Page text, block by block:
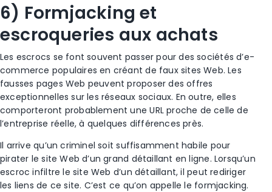
6) Formjacking et
escroqueries aux achats
Les escrocs se font souvent passer pour des sociétés d’e-
commerce populaires en créant de faux sites Web. Les
fausses pages Web peuvent proposer des offres
exceptionnelles sur lesréseaux sociaux. En outre, elles
comporteront probablement une URL proche de celle de
l’entreprise réelle, à quelques différences près.
Il arrive qu’un criminel soit suffisamment habile pour
pirater le site Web d’un grand détaillant en ligne. Lorsqu’un
escroc infiltre le site Web d’un détaillant, il peut rediriger
les liens de ce site. C’est ce qu’on appelle le formjacking.